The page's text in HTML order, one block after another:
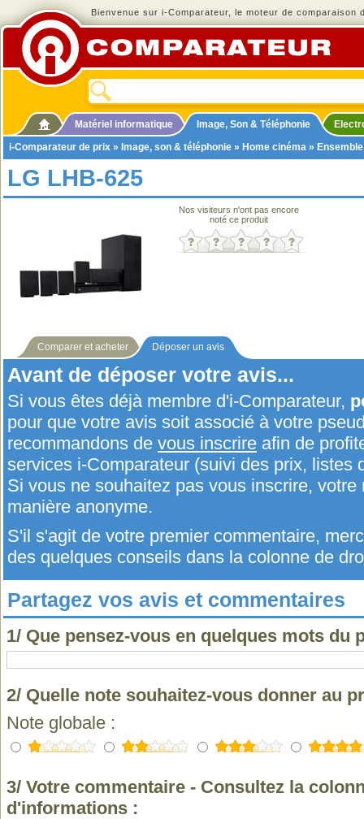
Bienvenue sur i-Comparateur, le moteur de comparaison
Matériel informatique Image, Son & Téléphonie
i-Comparateur de prix » Image, son & téléphonie » Home cinéma »
LG LHB-625
Nos visiteurs n'ont pas encore
noté ce produit
Comparer et acheter Déposer un avis
Avant de déposer votre avis...
Si vous êtes déjà membre d'i-Comparateur,
pour que votre avis soit associé à votre
recommandons de vous inscrire afin de
services i-Comparateur (suivi des prix, listes
Si vous ne souhaitez pas vous inscrire,
manière anonyme.
S'il s'agit de votre premier commentaire,
des quelques conseils dans la colonne de
Partagez vos avis et commentaires
1/ Que pensez-vous en quelques mots du
2/ Quelle note souhaitez-vous donner au
Note globale :
3/ Votre commentaire - Consultez la
d'informations :